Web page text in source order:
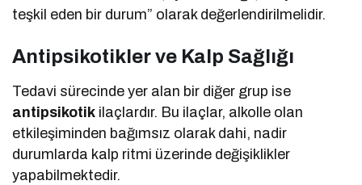
teşkil eden bir durum” olarak değerlendirilmelidir.
Antipsikotikler ve Kalp Sağlığı
Tedavi sürecinde yer alan bir diğer grup ise
antipsikotik ilaçlardır. Bu ilaçlar, alkolle olan
etkileşiminden bağımsız olarak dahi, nadir
durumlarda kalp ritmi üzerinde değişiklikler
yapabilmektedir.